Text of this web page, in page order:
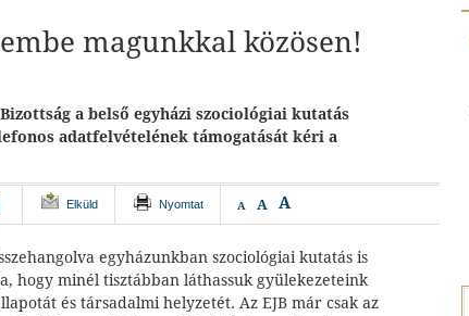
magunkkal közösen!
a belső egyházi szociológiai kutatás
adatfelvételének támogatását kéri a
Elküld Nyomtat A A A
egyházunkban szociológiai kutatás is
hogy minél tisztábban láthassuk gyülekezeteink
és társadalmi helyzetét. Az EJB már csak az